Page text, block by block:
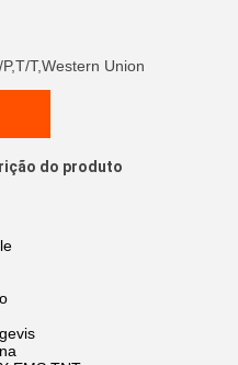
T,Western Union
do produto